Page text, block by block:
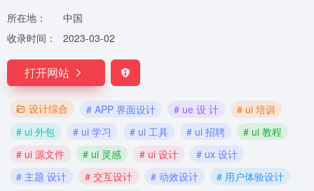
所在地：
中国
收录时间：
2023-03-02
打开网站
设计综合 # APP 界面设计 # ue 设 计
# ui 培训
# ui 外包
# ui 学习 # ui 工具 # ui 招聘
# ui 教程
# ui 源文件
# ui 灵感 # ui 设计
# ux 设计
# 主题 设计
# 交互设计 # 动效设计
# 用户体验设计